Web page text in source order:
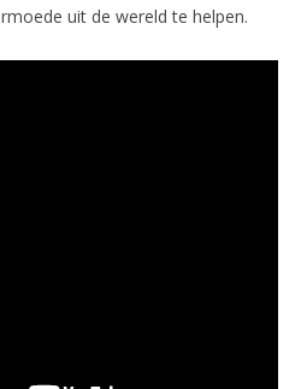
uit de wereld te helpen.